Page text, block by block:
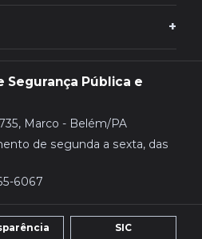
Segurança Pública e
Marco - Belém/PA
de segunda a sexta, das
6067
SIC